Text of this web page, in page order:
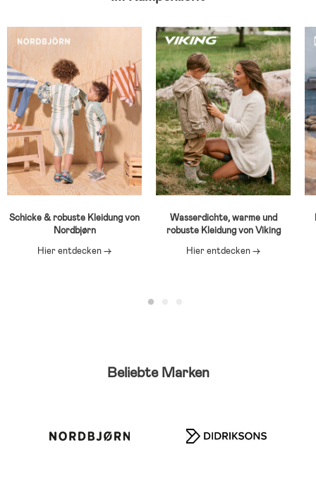
Schicke & robuste Kleidung von
Nordbjørn
Hier entdecken →
Wasserdichte, warme und
robuste Kleidung von Viking
Hier entdecken →
Beliebte Marken